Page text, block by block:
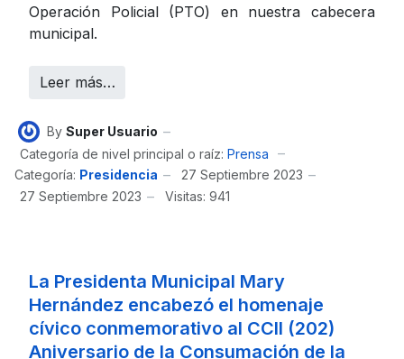
Operación Policial (PTO) en nuestra cabecera
municipal.
Leer más…
By Super Usuario
Categoría de nivel principal o raíz: Prensa
Categoría: Presidencia
27 Septiembre 2023
27 Septiembre 2023
Visitas: 941
La Presidenta Municipal Mary
Hernández encabezó el homenaje
cívico conmemorativo al CCII (202)
Aniversario de la Consumación de la